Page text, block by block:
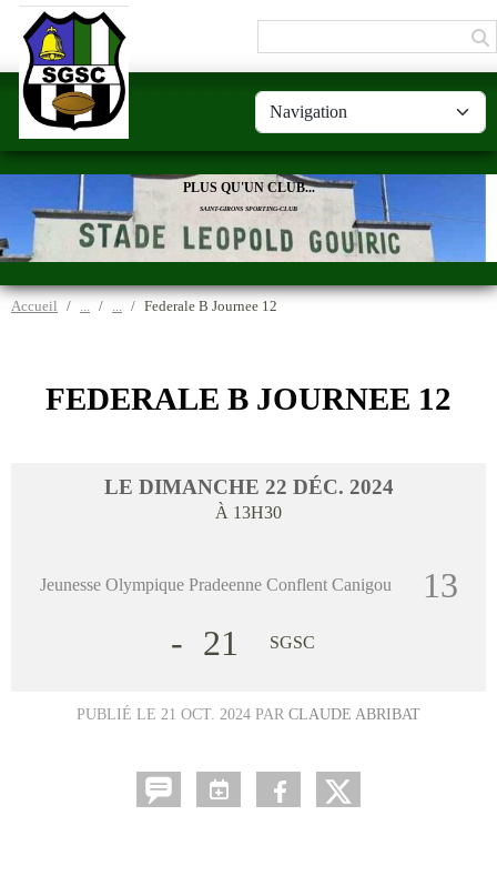
PLUS QU'UN CLUB...
SAINT-GIRONS SPORTING-CLUB
Accueil Federale B Journee 12
FEDERALE B JOURNEE 12
LE DIMANCHE 22 DÉC. 2024
À 13H30
Jeunesse Olympique Pradeenne Conflent Canigou
13
- 21 SGSC
PUBLIÉ LE 21 OCT. 2024 PAR CLAUDE ABRIBAT
Panneau de gestion des cookies